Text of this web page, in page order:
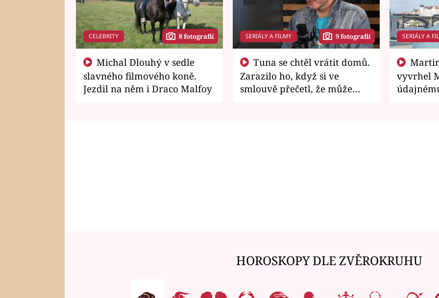
CELEBRITY 8 fotografií
slavného filmového koně.
Jezdil na něm i Draco Malfoy
SERIÁLY A FILMY 9 fotografií
Zarazilo ho, když si ve
smlouvě přečetl, že může
SERIÁLY A
vyvrhel
HOROSKOPY DLE ZVĚROKRUHU